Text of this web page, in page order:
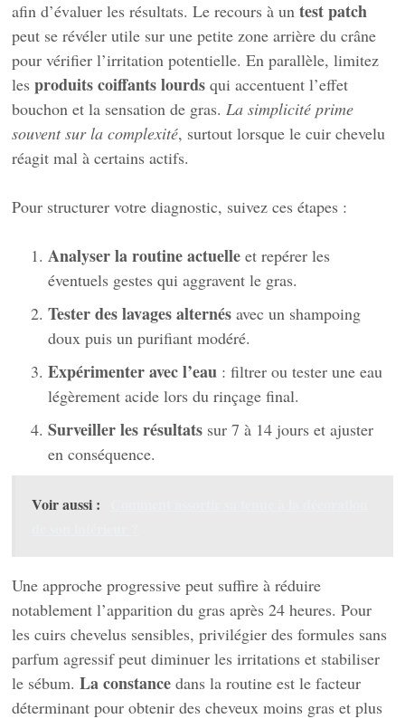
afin d’évaluer les résultats. Le recours à untest patch
peut se révéler utile sur une petite zone arrière du crâne
pour vérifier l’irritation potentielle. En parallèle, limitez
lesproduits coiffants lourds qui accentuent l’effet
bouchon et la sensation de gras. La simplicité prime
souvent sur la complexité, surtout lorsque le cuir chevelu
réagit mal à certains actifs.
Pour structurer votre diagnostic, suivez ces étapes :
Analyser la routine actuelle et repérer les
éventuels gestes qui aggravent le gras.
Tester des lavages alternés avec un shampoing
doux puis un purifiant modéré.
Expérimenter avec l’eau : filtrer ou tester une eau
légèrement acide lors du rinçage final.
Surveiller les résultats sur 7 à 14 jours et ajuster
en conséquence.
Voir aussi :
Une approche progressive peut suffire à réduire
notablement l’apparition du gras après 24 heures. Pour
les cuirs chevelus sensibles, privilégier des formules sans
parfum agressif peut diminuer les irritations et stabiliser
le sébum.La constance dans la routine est le facteur
déterminant pour obtenir des cheveux moins gras et plus